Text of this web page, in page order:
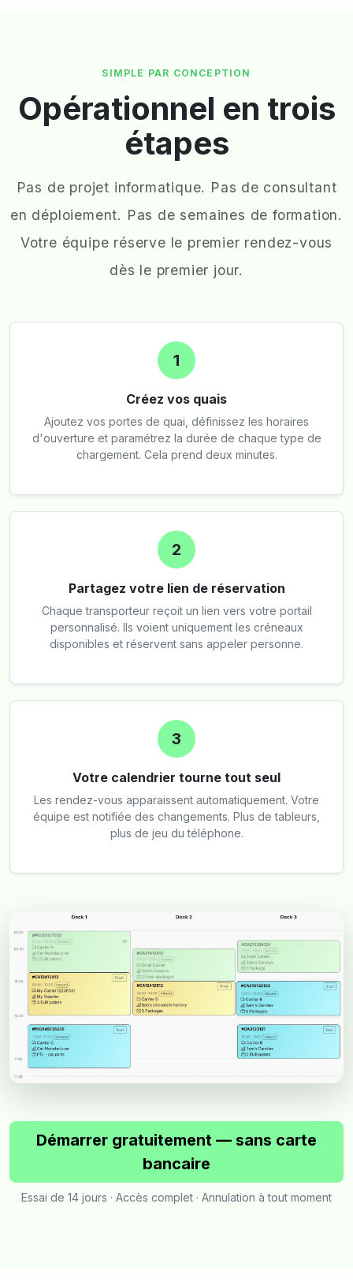
SIMPLE PAR CONCEPTION
Opérationnel en trois
étapes
Pas de projet informatique. Pas de consultant
en déploiement. Pas de semaines de formation.
Votre équipe réserve le premier rendez-vous
dès le premier jour.
1
Créez vos quais
Ajoutez vos portes de quai, définissez les horaires
d'ouverture et paramétrez la durée de chaque type de
chargement. Cela prend deux minutes.
2
Partagez votre lien de réservation
Chaque transporteur reçoit un lien vers votre portail
personnalisé. Ils voient uniquement les créneaux
disponibles et réservent sans appeler personne.
3
Votre calendrier tourne tout seul
Les rendez-vous apparaissent automatiquement. Votre
équipe est notifiée des changements. Plus de tableurs,
plus de jeu du téléphone.
Démarrer gratuitement — sans carte
bancaire
Essai de 14 jours · Accès complet · Annulation à tout moment